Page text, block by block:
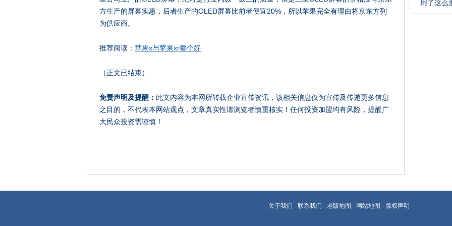
方生产的屏幕实惠，后者生产的OLED屏幕比前者便宜20%，所以苹果完全有理由将京东方列
为供应商。
推荐阅读： 苹果x与苹果xr哪个好
（正文已结束）
免责声明及提醒： 此文内容为本网所转载企业宣传资讯，该相关信息仅为宣传及传递更多信息
之目的，不代表本网站观点，文章真实性请浏览者慎重核实！任何投资加盟均有风险，提醒广
大民众投资需谨慎！
用了这么
关于我们 - 联系我们 - 老版地图 - 网站地图 - 版权声明